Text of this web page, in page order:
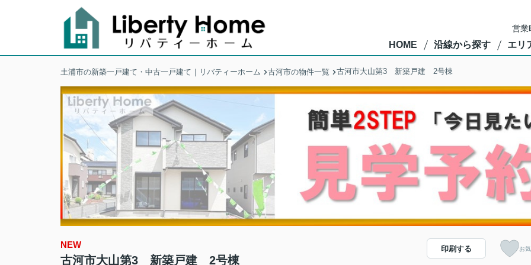
営
HOME 沿線から探す エリ
土浦市の新築一戸建て・中古一戸建て｜リバティーホーム 古河市の物件一覧 古河市大山第3 新築戸建 2号棟
NEW
古河市大山第3 新築戸建 2号棟
印刷する お